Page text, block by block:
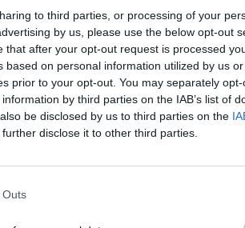
to third parties, or processing of your
by us, please use the below opt-out
that after your opt-out request is processed
based on personal information utilized by us
prior to your opt-out. You may separately
by third parties on the IAB’s list of
be disclosed by us to third parties on the
disclose it to other third parties.
Outs
e poi il rientro è
spiega l’assessore -. La
le spese di trasporto,
l’Hotel La Rocca,